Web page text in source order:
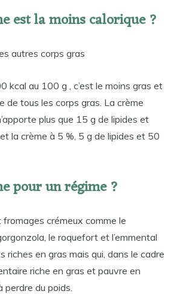
est la moins calorique ?
autres corps gras
kcal au 100 g , c’est le moins gras et
de tous les corps gras. La crème
plus que 15 g de lipides et
la crème à 5 %, 5 g de lipides et 50
pour un régime ?
crémeux comme le
le roquefort et l’emmental
riches en gras mais qui, dans le cadre
riche en gras et pauvre en
perdre du poids.